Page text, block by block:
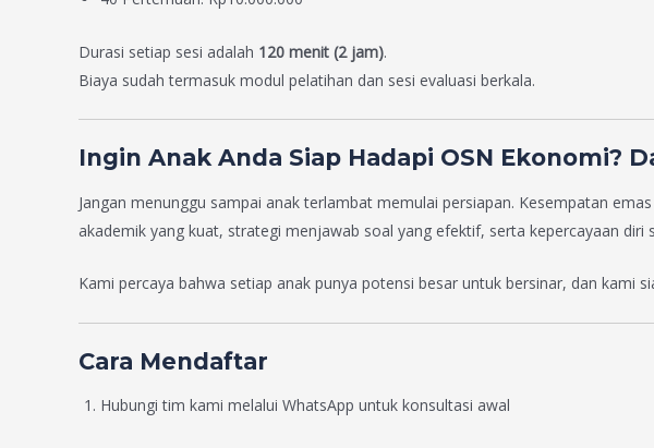
Durasi setiap sesi adalah 120 menit (2 jam).
Biaya sudah termasuk modul pelatihan dan sesi evaluasi berkala.
Ingin Anak Anda Siap Hadapi OSN Ekonomi?
Jangan menunggu sampai anak terlambat memulai persiapan. Kesempatan
akademik yang kuat, strategi menjawab soal yang efektif, serta kepercayaan diri
Kami percaya bahwa setiap anak punya potensi besar untuk bersinar, dan kami
Cara Mendaftar
Hubungi tim kami melalui WhatsApp untuk konsultasi awal